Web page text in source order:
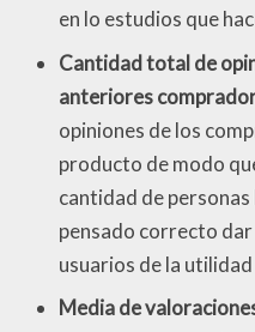
en lo estudios que
Cantidad total de
anteriores
opiniones de los
producto de modo
cantidad de personas
pensado correcto
usuarios de la
Media de